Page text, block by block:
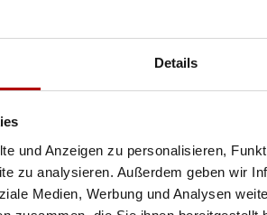
Details
und Anzeigen zu personalisieren,
zu analysieren. Außerdem geben wir
Medien, Werbung und Analysen
außergewöhnlich